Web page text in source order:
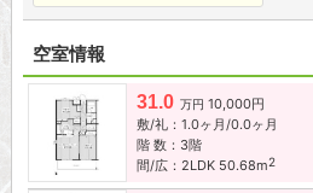
空室情報
31.0 万円 10,000円
敷/礼：1.0ヶ月/0.0ヶ月
階 数：3階
間/広：2LDK 50.68m2